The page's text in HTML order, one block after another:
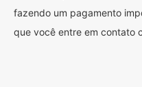
fazendo um pagamento
que você entre em contato